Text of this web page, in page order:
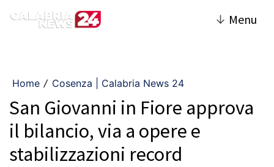
↓ Menu
Home / Cosenza | Calabria News 24
San Giovanni in Fiore approva
il bilancio, via a opere e
stabilizzazioni record